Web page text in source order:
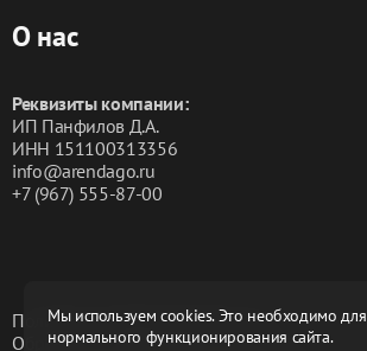
Мы используем cookies. Это необходимо для
нормального функционирования сайта.
О нас
Реквизиты компании:
ИП Панфилов Д.А.
ИНН 151100313356
info@arendago.ru
+7 (967) 555-87-00
Политика конфиденциальности
Обработка персональных данных